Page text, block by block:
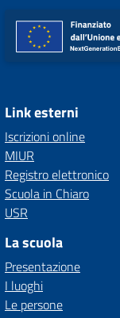
Link esterni
Iscrizioni online
MIUR
Registro elettronico
Scuola in Chiaro
USR
La scuola
Presentazione
I luoghi
Le persone